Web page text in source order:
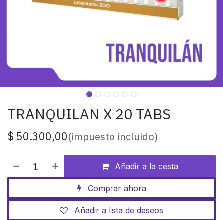
TRANQUILAN X 20 TABS
$ 50.300,00(impuesto incluido)
Añadir a la cesta
Comprar ahora
Añadir a lista de deseos